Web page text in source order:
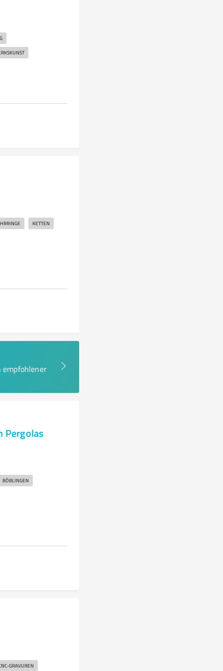
KETTEN
empfohlener
Pergolas
BÖBLINGEN
GRAVUREN